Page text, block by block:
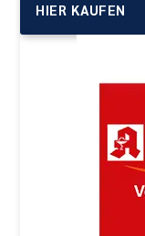
HIER KAUFEN